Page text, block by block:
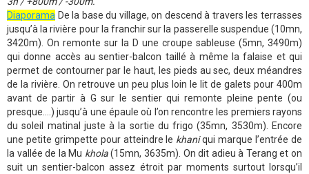
Diaporama De la base du village, on descend à travers les terrasses
jusqu’à la rivière pour la franchir sur la passerelle suspendue (10mn,
3420m). On remonte sur la D une croupe sableuse (5mn, 3490m)
qui donne accès au sentier-balcon taillé à même la falaise et qui
permet de contourner par le haut, les pieds au sec, deux méandres
de la rivière. On retrouve un peu plus loin le lit de galets pour 400m
avant de partir à G sur le sentier qui remonte pleine pente (ou
presque….) jusqu’à une épaule où l’on rencontre les premiers rayons
du soleil matinal juste à la sortie du frigo (35mn, 3530m). Encore
une petite grimpette pour atteindre le khaniqui marque l’entrée de
la vallée de la Mu khola(15mn, 3635m). On dit adieu à Terang et on
suit un sentier-balcon assez étroit par moments surtout lorsqu’il